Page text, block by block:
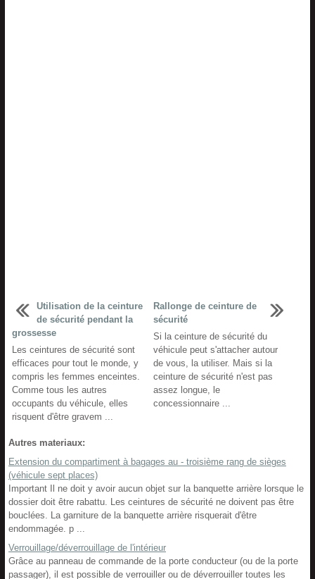
Utilisation de la ceinture
de sécurité pendant la
grossesse
Les ceintures de sécurité sont
efficaces pour tout le monde, y
compris les femmes enceintes.
Comme tous les autres
occupants du véhicule, elles
risquent d'être gravem ...
Rallonge de ceinture de
sécurité
Si la ceinture de sécurité du
véhicule peut s'attacher autour
de vous, la utiliser. Mais si la
ceinture de sécurité n'est pas
assez longue, le
concessionnaire ...
Autres materiaux:
Extension du compartiment à bagages au - troisième rang de sièges
(véhicule sept places)
Important Il ne doit y avoir aucun objet sur la banquette arrière lorsque le
dossier doit être rabattu. Les ceintures de sécurité ne doivent pas être
bouclées. La garniture de la banquette arrière risquerait d'être
endommagée. p ...
Verrouillage/déverrouillage de l'intérieur
Grâce au panneau de commande de la porte conducteur (ou de la porte
passager), il est possible de verrouiller ou de déverrouiller toutes les